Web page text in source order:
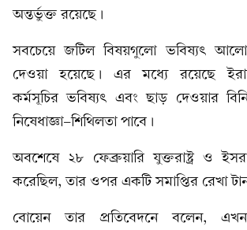
অন্তর্ভুক্ত রয়েছে।
সবচেয়ে জটিল বিষয়গুলো ভবিষ্যৎ
দেওয়া হয়েছে। এর মধ্যে রয়েছে
কর্মসূচির ভবিষ্যৎ এবং ছাড় দেওয়ার
নিষেধাজ্ঞা-শিথিলতা পাবে।
অবশেষে ২৮ ফেব্রুয়ারি যুক্তরাষ্ট্র ও
করেছিল, তার ওপর একটি সমাপ্তির রেখা
বোয়েন তার প্রতিবেদনে বলেন,